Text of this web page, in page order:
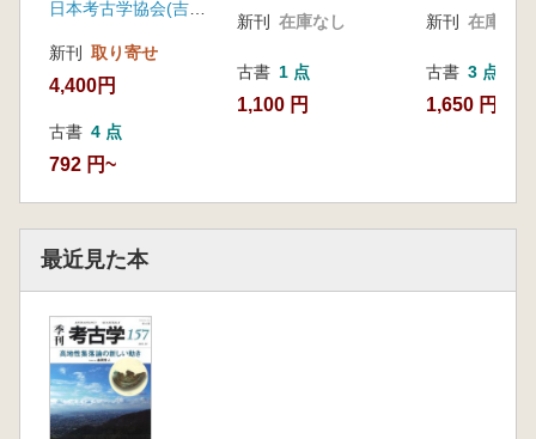
五塚原古墳-(梅本康広)
東日本有数の窯業生産地-静岡県湖西窯跡古見
リレー連載・考古学の旬 第15回
埴輪配列論再考(廣瀬 覚)
リレー連載・私の考古学史 第6回
新刊 取り寄せ
4,400円
古書 4 点
792 円~
新刊 在庫なし
古書 1 点
1,100 円
新刊 在庫なし
古書 3 点
1,650 円~
最近見た本